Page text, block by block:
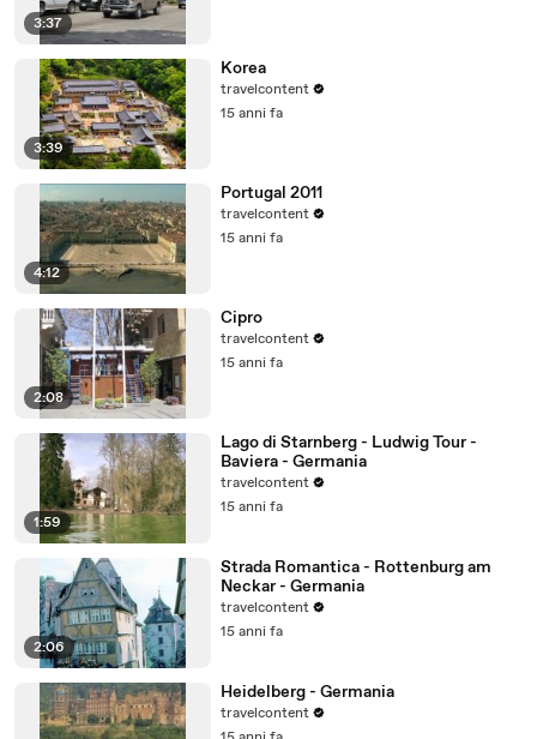
3:37
3:39
Korea
travelcontent
15 anni fa
4:12
Portugal 2011
travelcontent
15 anni fa
2:08
Cipro
travelcontent
15 anni fa
1:59
Lago di Starnberg - Ludwig Tour -
Baviera - Germania
travelcontent
15 anni fa
2:06
Strada Romantica - Rottenburg am
Neckar - Germania
travelcontent
15 anni fa
Heidelberg - Germania
travelcontent